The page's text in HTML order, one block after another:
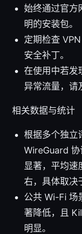
始终通过官方
明的安装包。
定期检查
安全补丁。
在使用中若发
异常流量，请
相关数据与统计
根据多个独立
WireGuard
显著，平均速
右，具体取决
公共 Wi-Fi 场
著降低，且
明显。